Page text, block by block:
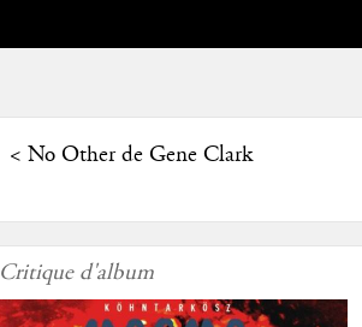
< No Other de Gene Clark
Critique d'album